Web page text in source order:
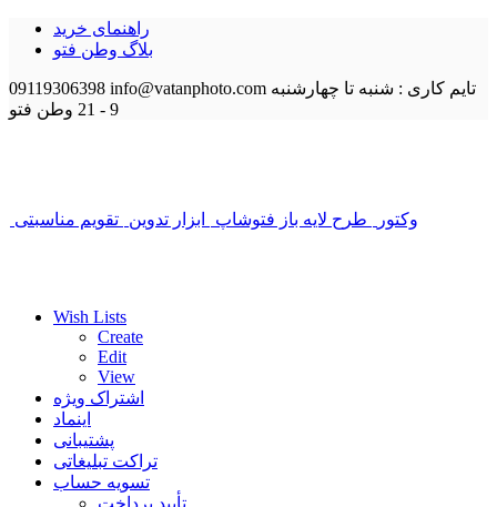
راهنمای خرید
بلاگ وطن فتو
09119306398 info@vatanphoto.com تایم کاری : شنبه تا چهارشنبه
9 - 21
وطن فتو
وکتور طرح لایه باز فتوشاپ ابزار تدوین تقویم مناسبتی
Wish Lists
Create
Edit
View
اشتراک ویژه
اینماد
پشتیبانی
تراکت تبلیغاتی
تسویه حساب
تأیید پرداخت